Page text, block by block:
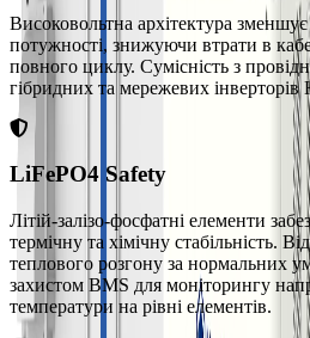
Високовольтна архітектура
потужності, знижуючи втрати в
повного циклу. Сумісність з
гібридних та мережевих інверторів
LiFePO4 Safety
Літій-залізо-фосфатні елементи
термічну та хімічну стабільність.
теплового розгону за нормальних
захистом BMS для моніторингу
температури на рівні елементів.